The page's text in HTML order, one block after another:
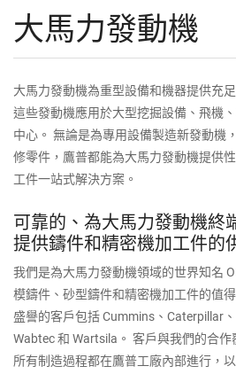
大馬力發動機
大馬力發動機為重型設備和機器提供充
這些發動機應用於大型挖掘設備、飛機
中心。 無論是為專用設備製造新發動機
修零件，鷹普都能為大馬力發動機提供
工件一站式解決方案。
可靠的、為大馬力發動機終
提供鑄件和精密機加工件的
我們是為大馬力發動機領域的世界知名
模鑄件、砂型鑄件和精密機加工件的值
盛譽的客戶包括 Cummins、Caterpillar、
Wabtec 和 Wartsila。 客戶與我們的合作
所有制造過程都在鷹普工廠內部進行，